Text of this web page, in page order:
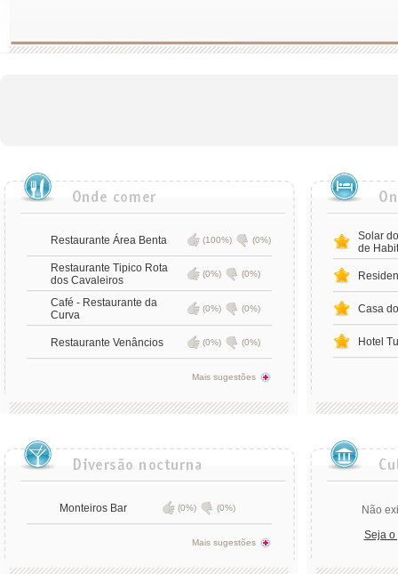
Restaurante Área Benta (100%) (0%)
Restaurante Tipico Rota
dos Cavaleiros
(0%) (0%)
Café - Restaurante da
Curva
(0%) (0%)
Restaurante Venâncios (0%) (0%)
Mais sugestões
Solar
de
Casa
Hotel
Monteiros Bar (0%) (0%)
Mais sugestões
Não
Seja o